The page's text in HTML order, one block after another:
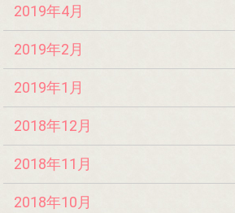
2019年4月
2019年2月
2019年1月
2018年12月
2018年11月
2018年10月